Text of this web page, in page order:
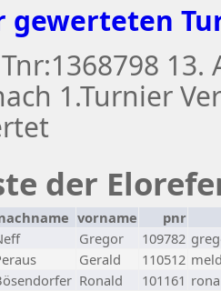
gewerteten
1.Turnier
der
vorname
pnr
Gregor 109782
Gerald 110512
Ronald 101161